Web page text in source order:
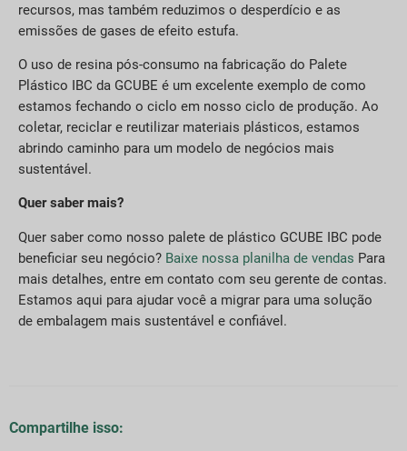
recursos, mas também reduzimos o desperdício e as
emissões de gases de efeito estufa.
O uso de resina pós-consumo na fabricação do Palete
Plástico IBC da GCUBE é um excelente exemplo de como
estamos fechando o ciclo em nosso ciclo de produção. Ao
coletar, reciclar e reutilizar materiais plásticos, estamos
abrindo caminho para um modelo de negócios mais
sustentável.
Quer saber mais?
Quer saber como nosso palete de plástico GCUBE IBC pode
beneficiar seu negócio? Baixe nossa planilha de vendas Para
mais detalhes, entre em contato com seu gerente de contas.
Estamos aqui para ajudar você a migrar para uma solução
de embalagem mais sustentável e confiável.
Compartilhe isso: